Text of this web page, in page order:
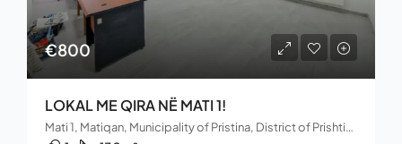
€800
LOKAL ME QIRA NË MATI 1!
Mati 1, Matiqan, Municipality of Pristina, District of Prishtina, 10060, Kosovo